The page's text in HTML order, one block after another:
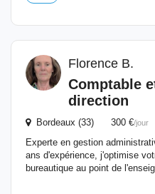
Florence B.
Comptable
direction
Bordeaux (33) 300 €/jour
Experte en gestion
ans d'expérience, j'optimise
bureautique au point de